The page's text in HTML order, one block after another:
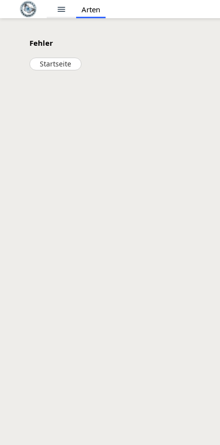
menu Arten
Fehler
Startseite